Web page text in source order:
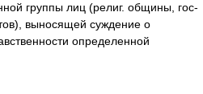
группы лиц (религ. общины, гос-
выносящей суждение о
определенной